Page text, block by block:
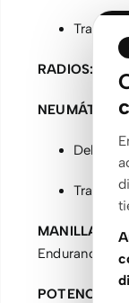
Trasero:
RADIOS:
Trasero:
MANILLAR:
Endurance
POTENCIA: